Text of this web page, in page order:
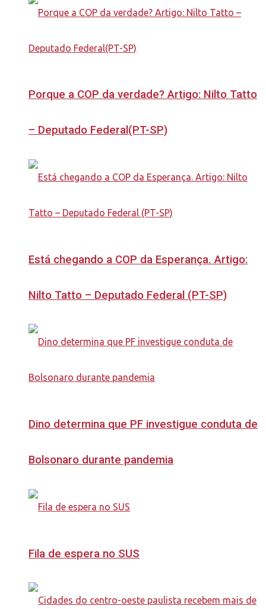
Porque a COP da verdade? Artigo: Nilto Tatto
– Deputado Federal(PT-SP)
Está chegando a COP da Esperança. Artigo:
Nilto Tatto – Deputado Federal (PT-SP)
Dino determina que PF investigue conduta de
Bolsonaro durante pandemia
Fila de espera no SUS